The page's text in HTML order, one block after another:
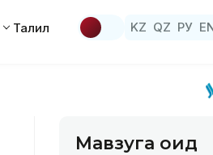
Таҳлил KZ QZ РУ
Мавзуга оид